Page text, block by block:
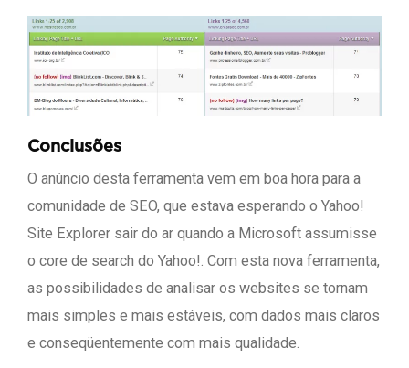
Conclusões
O anúncio desta ferramenta vem em boa hora para a
comunidade de SEO, que estava esperando o Yahoo!
Site Explorer sair do ar quando a Microsoft assumisse
o core de search do Yahoo!. Com esta nova ferramenta,
as possibilidades de analisar os websites se tornam
mais simples e mais estáveis, com dados mais claros
e conseqüentemente com mais qualidade.